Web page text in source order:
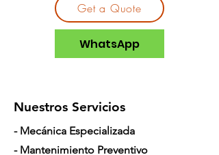
DigiTrak Mark Remote
Display
1 qty
DigiTrak DT
1 qty
DigiTrak Battery
DigiTrak DBP Battery 3 qty
Get a Quote
WhatsApp
Nuestros Servicios
- Mecánica Especializada
- Mantenimiento Preventivo